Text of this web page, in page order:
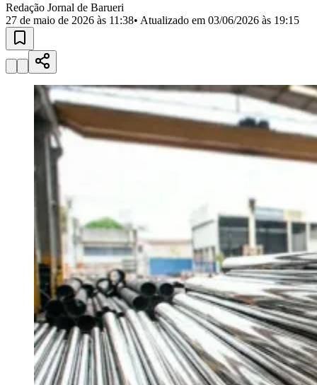
VistaCalifórniaCarapicuíba
RegiãoCotiaCruz Preta Engenho NovoFazenda
Militar
Califórnia
Esperança
JulioJardim Líbano
MutingaJardim ParaísoJardim PaulistaJardim ReginaliceJardim São
Jardim São PedroJardim São SilvestreJardim SilveiraJardim
Jardim TupanciMutingaNova Aldeinha Osasco
Parque dos
CamargosParque Imperial Parque Santa LuziaParque VianaPirapora
do Bom Jesus Recanto PhrynéaSantana de
Silveira Vale do SolVila BarrosVila Boa Vista
Vila Engenho Novo
Vila Nossa Sra. da
Escada
Para Sua Empresa
Anuncie no Portal
Guia de Empresas
Divulgar VagasNovo
Publicidade Legal
Negócios Regionais
Turismo
Segurança Regional
Hospitais Estaduais
Parques & Represas
Cidades da Região
Santana de Parnaíba Osasco CarapicuíbaJandiraItapeviCotiaPirapora
do Bom Jesus Araçariguama CajamarCaieirasFranco da
Redação Jornal de Barueri
27 de maio de 2026 às 11:38• Atualizado em 03/06/2026 às 19:15